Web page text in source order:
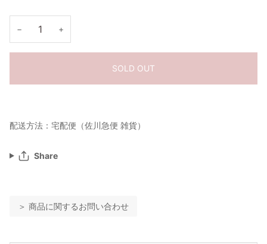
− +
SOLD OUT
配送方法：宅配便（佐川急便 雑貨）
Share
＞ 商品に関するお問い合わせ